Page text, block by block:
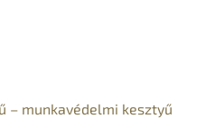
– munkavédelmi kesztyű